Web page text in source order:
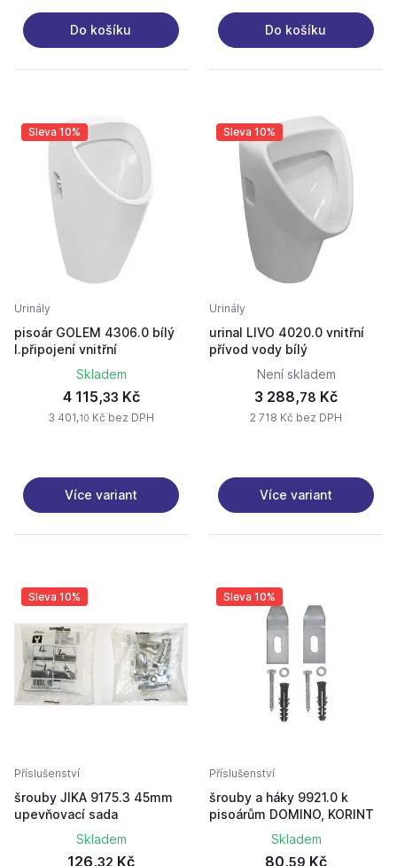
Do košíku Do košíku
Sleva 10%
Urinály
pisoár GOLEM 4306.0 bílý
I.připojení vnitřní
Skladem
4 115,33 Kč
3 401,10 Kč bez DPH
Více variant
Sleva 10%
Urinály
urinal LIVO 4020.0 vnitřní
přívod vody bílý
Není skladem
3 288,78 Kč
2 718 Kč bez DPH
Více variant
Sleva 10%
Příslušenství
šrouby JIKA 9175.3 45mm
upevňovací sada
Skladem
126,32 Kč
Sleva 10%
Příslušenství
šrouby a háky 9921.0 k
pisoárům DOMINO, KORINT
Skladem
80,59 Kč